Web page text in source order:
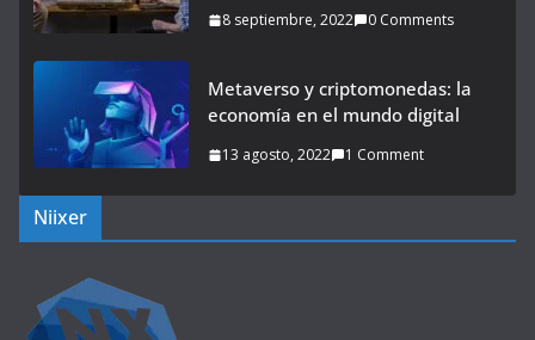
8 septiembre, 2022 0 Comments
Metaverso y criptomonedas: la
economía en el mundo digital
13 agosto, 2022 1 Comment
Niixer